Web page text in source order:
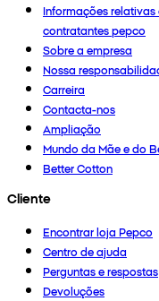
Informações
contratantes pepco
Sobre a empresa
Nossa
Carreira
Contacta-nos
Ampliação
Mundo da Mãe e do
Better Cotton
Cliente
Encontrar loja Pepco
Centro de ajuda
Perguntas e respostas
Devoluções